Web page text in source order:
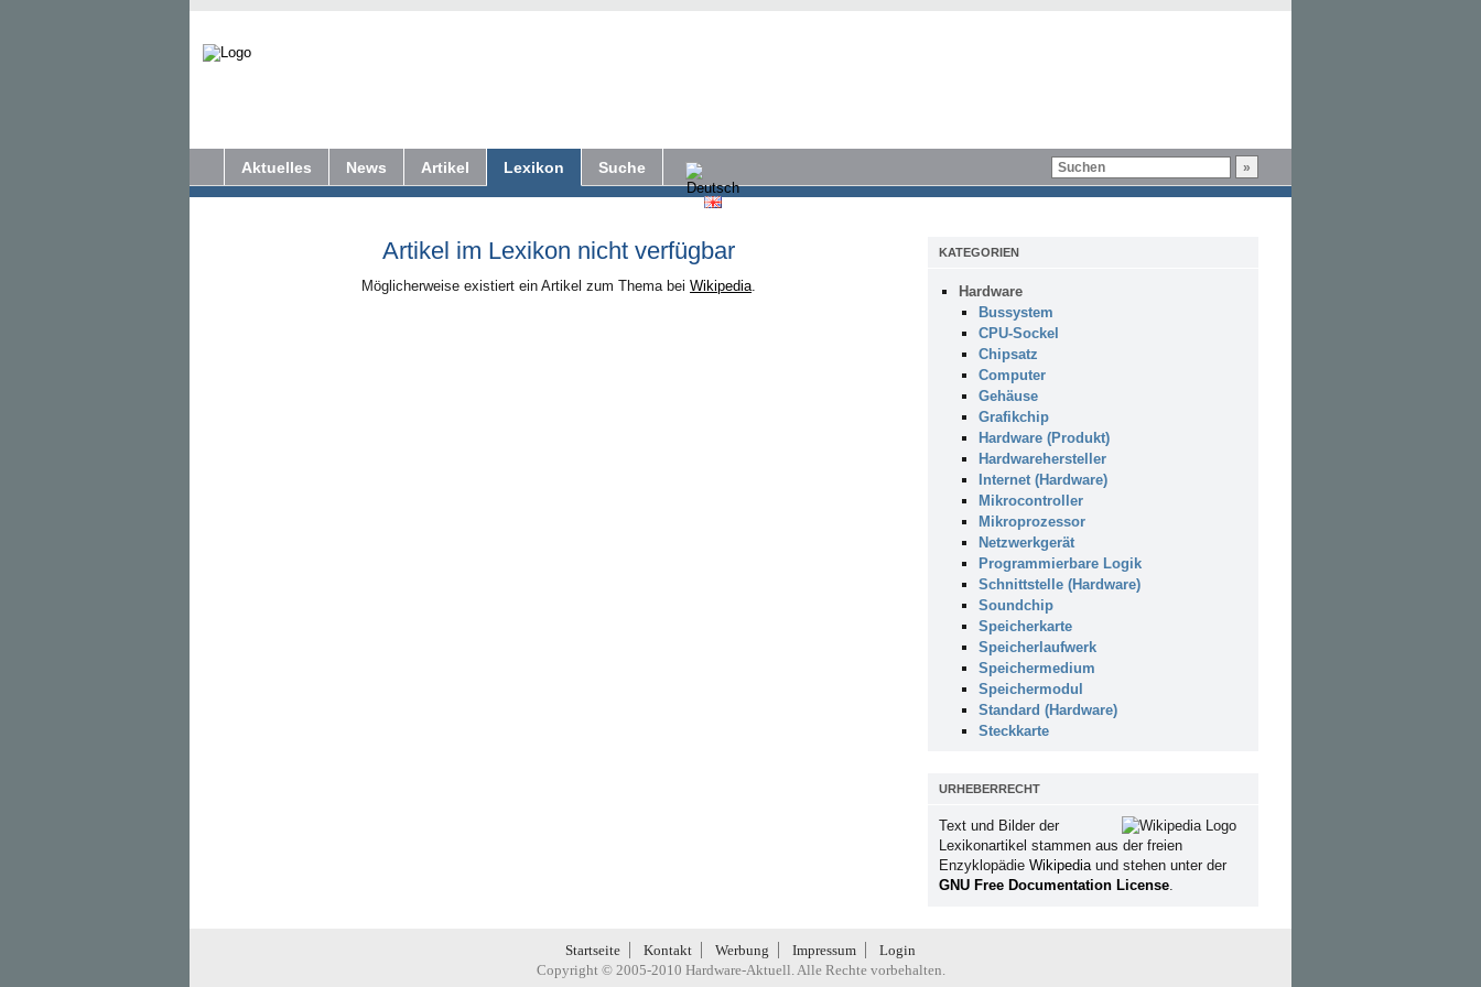
Aktuelles News Artikel Lexikon Suche
Artikel im Lexikon nicht verfügbar
Möglicherweise existiert ein Artikel zum Thema bei Wikipedia.
KATEGORIEN
Hardware
Bussystem
CPU-Sockel
Chipsatz
Computer
Gehäuse
Grafikchip
Hardware (Produkt)
Hardwarehersteller
Internet (Hardware)
Mikrocontroller
Mikroprozessor
Netzwerkgerät
Programmierbare Logik
Schnittstelle (Hardware)
Soundchip
Speicherkarte
Speicherlaufwerk
Speichermedium
Speichermodul
Standard (Hardware)
Steckkarte
URHEBERRECHT
Text und Bilder der
Lexikonartikel stammen aus der freien
Enzyklopädie Wikipediaund stehen unter der
GNU Free Documentation License.
Startseite Kontakt Werbung Impressum
Login
Copyright © 2005-2010 Hardware-Aktuell. Alle Rechte vorbehalten.